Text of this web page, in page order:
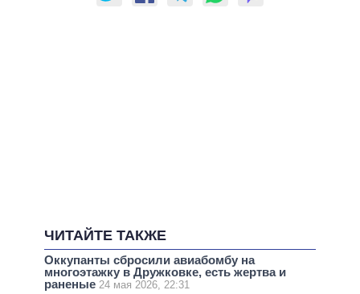
ЧИТАЙТЕ ТАКЖЕ
Оккупанты сбросили авиабомбу на
многоэтажку в Дружковке, есть жертва и
раненые 24 мая 2026, 22:31